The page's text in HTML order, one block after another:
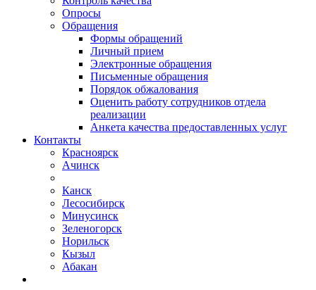
Опросы
Обращения
Формы обращений
Личный прием
Электронные обращения
Письменные обращения
Порядок обжалования
Оценить работу сотрудников отдела
реализации
Анкета качества предоставленных услуг
Контакты
Красноярск
Ачинск
Канск
Лесосибирск
Минусинск
Зеленогорск
Норильск
Кызыл
Абакан